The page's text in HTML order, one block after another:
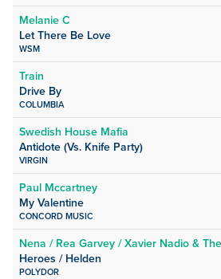
Melanie C
Let There Be Love
WSM
Train
Drive By
COLUMBIA
Swedish House Mafia
Antidote (Vs. Knife Party)
VIRGIN
Paul Mccartney
My Valentine
CONCORD MUSIC
Nena / Rea Garvey / Xavier Nadio &
Heroes / Helden
POLYDOR